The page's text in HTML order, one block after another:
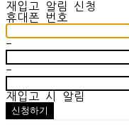
재입고 알림 신청
휴대폰 번호
-
-
재입고 시 알림
신청하기